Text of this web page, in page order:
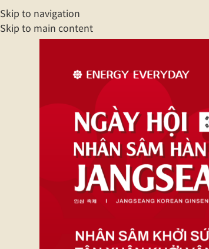
Skip to navigation
Skip to main content